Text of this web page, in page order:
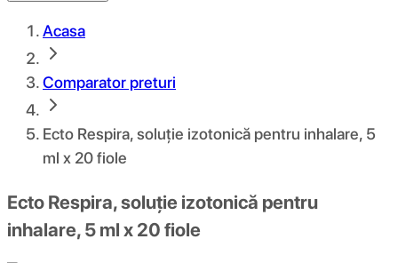
Acasa
Comparator preturi
Ecto Respira, soluție izotonică pentru inhalare, 5
ml x 20 fiole
Ecto Respira, soluție izotonică pentru
inhalare, 5 ml x 20 fiole